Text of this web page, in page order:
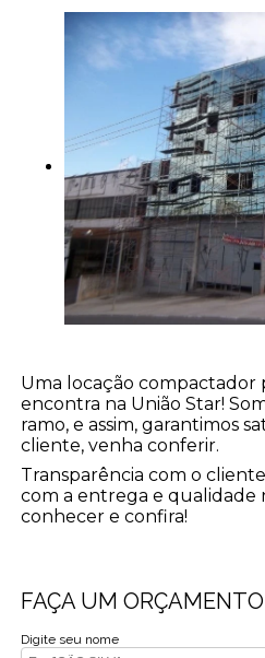
Uma locação compactador
encontra na União Star!
ramo, e assim, garantimos
cliente, venha conferir.
Transparência com o
com a entrega e qualidade
conhecer e confira!
FAÇA UM ORÇAMENTO
Digite seu nome